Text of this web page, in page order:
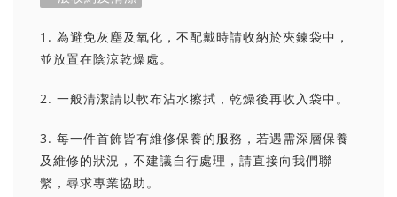
1. 為避免灰塵及氧化，不配戴時請收納於夾鍊袋中，
並放置在陰涼乾燥處。
2. 一般清潔請以軟布沾水擦拭，乾燥後再收入袋中。
3. 每一件首飾皆有維修保養的服務，若遇需深層保養
及維修的狀況，不建議自行處理，請直接向我們聯
繫，尋求專業協助。